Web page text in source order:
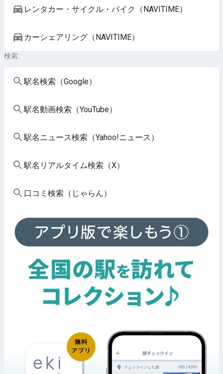
レンタカー・サイクル・バイク（NAVITIME）
カーシェアリング（NAVITIME）
検索
駅名検索（Google）
駅名動画検索（YouTube）
駅名ニュース検索（Yahoo!ニュース）
駅名リアルタイム検索（X）
口コミ検索（じゃらん）